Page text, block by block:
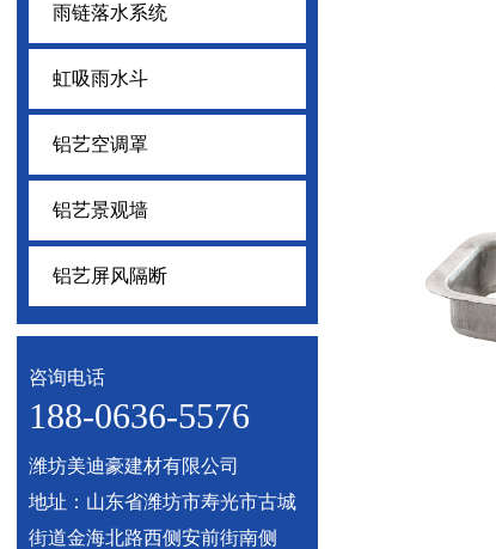
雨链落水系统
虹吸雨水斗
铝艺空调罩
铝艺景观墙
铝艺屏风隔断
咨询电话
188-0636-5576
潍坊美迪豪建材有限公司
地址：山东省潍坊市寿光市古城
街道金海北路西侧安前街南侧